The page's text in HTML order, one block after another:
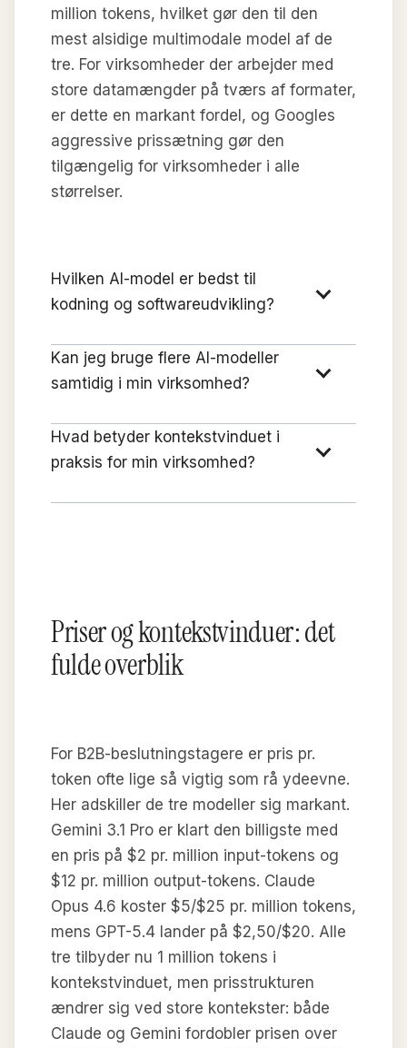
million tokens, hvilket gør den til den
mest alsidige multimodale model af de
tre. For virksomheder der arbejder med
store datamængder på tværs af formater,
er dette en markant fordel, og Googles
aggressive prissætning gør den
tilgængelig for virksomheder i alle
størrelser.
Hvilken AI-model er bedst til
kodning og softwareudvikling?
Kan jeg bruge flere AI-modeller
samtidig i min virksomhed?
Hvad betyder kontekstvinduet i
praksis for min virksomhed?
Priser og kontekstvinduer: det
fulde overblik
For B2B-beslutningstagere er pris pr.
token ofte lige så vigtig som rå ydeevne.
Her adskiller de tre modeller sig markant.
Gemini 3.1 Pro er klart den billigste med
en pris på $2 pr. million input-tokens og
$12 pr. million output-tokens. Claude
Opus 4.6 koster $5/$25 pr. million tokens,
mens GPT-5.4 lander på $2,50/$20. Alle
tre tilbyder nu 1 million tokens i
kontekstvinduet, men prisstrukturen
ændrer sig ved store kontekster: både
Claude og Gemini fordobler prisen over